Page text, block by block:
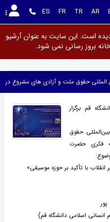
AR
TR
FR
ES
است. این سایت به عنوان آرشیو
بروز رسانی نمی شود.
حقوق ملت و آزادی‌ های مشروع در
قم برگزار
حقوق
فکری حضرت
با تأکید بر حوزه موسیقی»
اسلامی دانشگاه قم)